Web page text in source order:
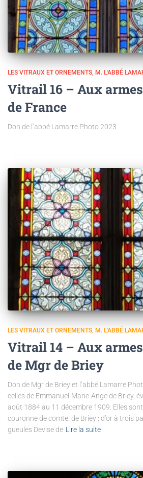
LES VITRAUX ET ORNEMENTS M. L'ABBÉ
Vitrail 16 – Aux
de France
Don de l’abbé Lamarre Photo 2023
LES VITRAUX ET ORNEMENTS M. L'ABBÉ
Vitrail 14 – Aux
de Mgr de Briey
Don de Mgr de Briey et l’abbé Lamarre
celles de Emmanuel-Marie-Ange de Briey,
août 1884 au 11 décembre 1909. Elles
couronne de comte. de Briey : d’or à trois
gueules Devise de Lire la suite